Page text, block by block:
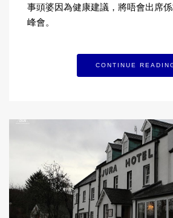
事頭婆因為健康建議，將唔會出席
峰會。
CONTINUE